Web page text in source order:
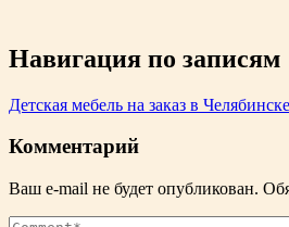
Навигация по записям
Детская мебель на заказ в Челябинске
Комментарий
Ваш e-mail не будет опубликован.